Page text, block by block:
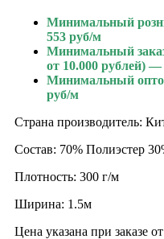
Минимальный
553 руб/м
Минимальный
от 10.000 рублей)
Минимальный
руб/м
Страна производитель:
Состав: 70% Полиэстер
Плотность: 300 г/м
Ширина: 1.5м
Цена указана при заказе